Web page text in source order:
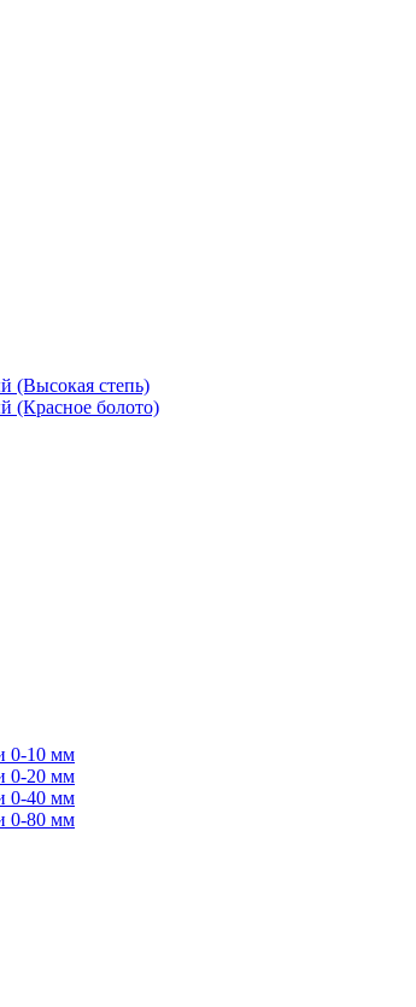
(Высокая степь)
(Красное болото)
0-10 мм
0-20 мм
0-40 мм
0-80 мм